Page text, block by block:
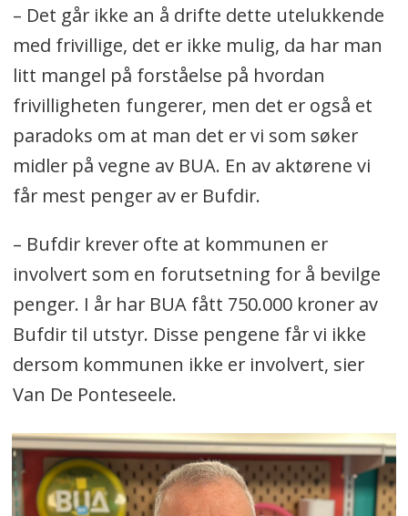
– Det går ikke an å drifte dette utelukkende
med frivillige, det er ikke mulig, da har man
litt mangel på forståelse på hvordan
frivilligheten fungerer, men det er også et
paradoks om at man det er vi som søker
midler på vegne av BUA. En av aktørene vi
får mest penger av er Bufdir.
– Bufdir krever ofte at kommunen er
involvert som en forutsetning for å bevilge
penger. I år har BUA fått 750.000 kroner av
Bufdir til utstyr. Disse pengene får vi ikke
dersom kommunen ikke er involvert, sier
Van De Ponteseele.